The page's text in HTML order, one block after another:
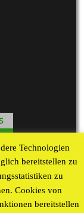
Technologien
bereitstellen zu
zu
Cookies von
bereitstellen